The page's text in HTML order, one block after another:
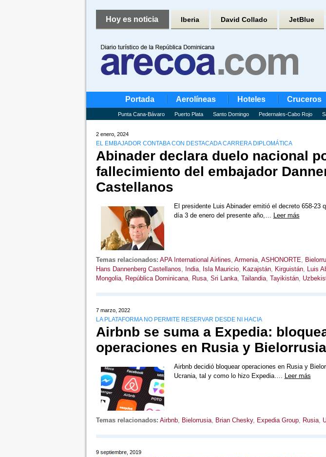
Hoy es noticia Iberia David Collado JetBlue
Portada Aerolíneas Hoteles Cruceros
Punta Cana-Bávaro Puerto Plata Santo Domingo Pedernales-Cabo Rojo
2 enero, 2024
EL EMBAJADOR CONTABA CON DESTACADA CARRERA DIPLOMÁTICA
Abinader declara duelo nacional
fallecimiento del embajador
Castellanos
El presidente Luis Abinader emitió el decreto 658-23
día 3 de enero del presente año,… Leer más
Temas relacionados: APA International Airlines, Armenia, ASHONORTE,
Hans Dannenberg Castellanos, India, Isla Mauricio, Kazajstán, Kirguistán, Luis
Mongolia, República Dominicana, Rusa, Sri Lanka, Tailandia, Tayikistán,
7 marzo, 2022
LA PLATAFORMA NO PERMITE RESERVAR DESDE NI HACIA
Airbnb se suma a Expedia:
operaciones en Rusia y Bielorrusia
Airbnb decidió bloquear operaciones en Rusia y
Ucrania, tal y como lo hizo Expedia…. Leer más
Temas relacionados: Airbnb, Bielorrusia, Brian Chesky, Expedia Group, Rusia,
9 septiembre, 2019